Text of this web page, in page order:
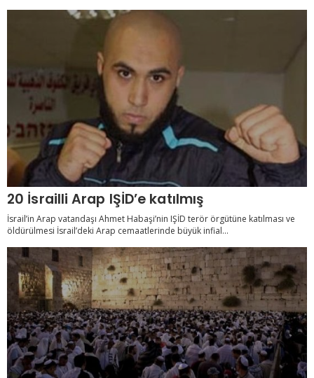
20 İsrailli Arap IŞİD’e katılmış
İsrail’in Arap vatandaşı Ahmet Habaşi’nin IŞİD terör örgütüne katılması ve
öldürülmesi İsrail’deki Arap cemaatlerinde büyük infial...